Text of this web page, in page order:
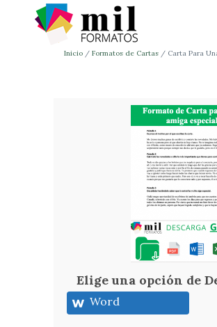
Inicio Formatos de Cartas Carta Para
Elige una opción de
Word